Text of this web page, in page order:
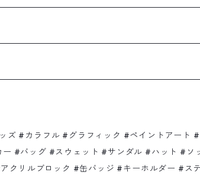
ズ #カラフル #グラフィック #ペイントアー
ッグ #スウェット #サンダル #ハット #ソ
クリルブロック #缶バッジ #キーホルダー #ス